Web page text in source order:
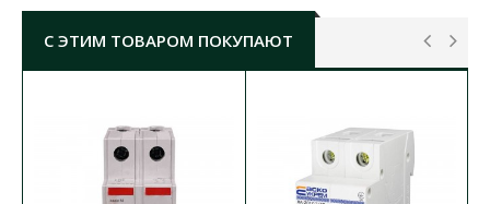
С ЭТИМ ТОВАРОМ ПОКУПАЮТ